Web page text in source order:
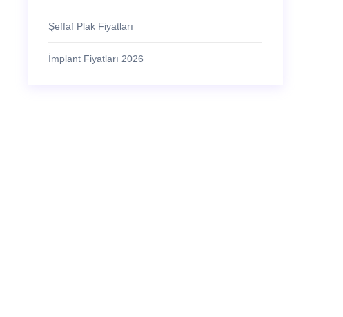
Şeffaf Plak Fiyatları
İmplant Fiyatları 2026